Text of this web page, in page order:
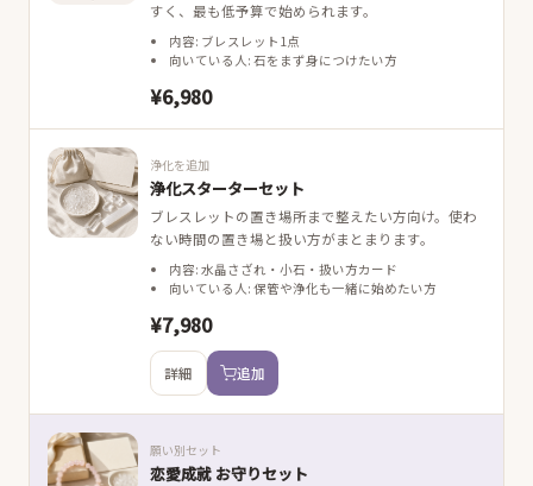
すく、最も低予算で始められます。
内容: ブレスレット1点
向いている人: 石をまず身につけたい方
¥6,980
浄化を追加
浄化スターターセット
ブレスレットの置き場所まで整えたい方向け。使わ
ない時間の置き場と扱い方がまとまります。
内容: 水晶さざれ・小石・扱い方カード
向いている人: 保管や浄化も一緒に始めたい方
¥7,980
詳細 追加
願い別セット
恋愛成就 お守りセット